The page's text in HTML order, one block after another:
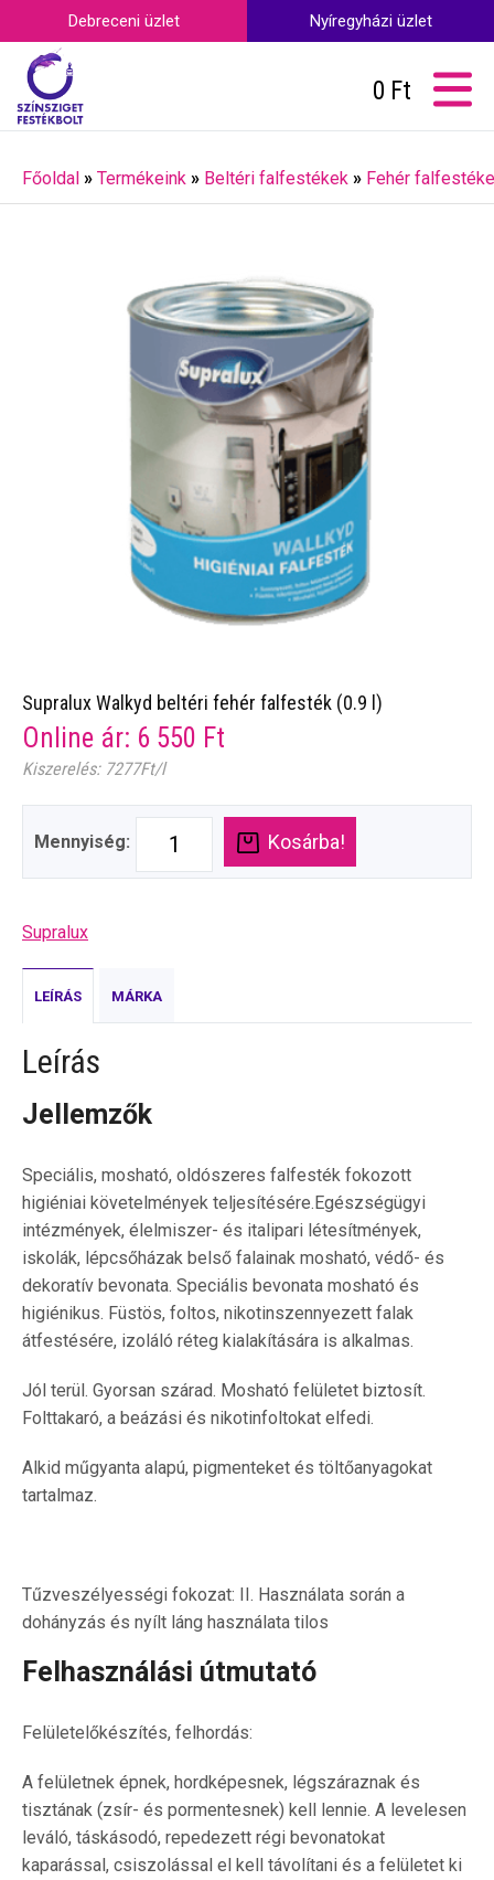
Debreceni üzlet Nyíregyházi üzlet
0 Ft
Főoldal » Termékeink » Beltéri falfestékek » Fehér
Supralux Walkyd beltéri fehér falfesték (0.9 l)
Online ár: 6 550 Ft
Kiszerelés: 7277Ft/l
Mennyiség: Kosárba!
Supralux
LEÍRÁS MÁRKA
Leírás
Jellemzők
Speciális, mosható, oldószeres falfesték fokozott
higiéniai követelmények teljesítésére.Egészségügyi
intézmények, élelmiszer- és italipari létesítmények,
iskolák, lépcsőházak belső falainak mosható, védő- és
dekoratív bevonata. Speciális bevonata mosható és
higiénikus. Füstös, foltos, nikotinszennyezett falak
átfestésére, izoláló réteg kialakítására is alkalmas.
Jól terül. Gyorsan szárad. Mosható felületet biztosít.
Folttakaró, a beázási és nikotinfoltokat elfedi.
Alkid műgyanta alapú, pigmenteket és töltőanyagokat
tartalmaz.
Tűzveszélyességi fokozat: II. Használata során a
dohányzás és nyílt láng használata tilos
Felhasználási útmutató
Felületelőkészítés, felhordás:
A felületnek épnek, hordképesnek, légszáraznak és
tisztának (zsír- és pormentesnek) kell lennie. A levelesen
leváló, táskásodó, repedezett régi bevonatokat
kaparással, csiszolással el kell távolítani és a felületet ki